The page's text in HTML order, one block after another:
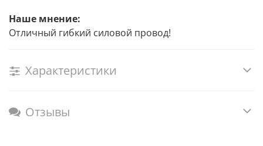
Наше мнение:
Отличный гибкий силовой провод!
Характеристики
Отзывы